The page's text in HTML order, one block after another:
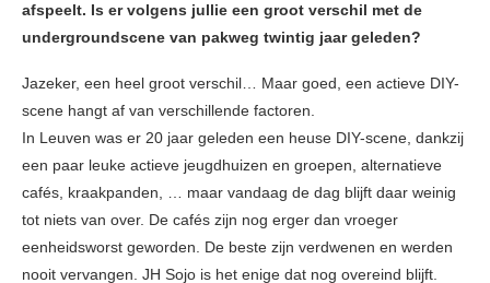
afspeelt. Is er volgens jullie een groot verschil met de
undergroundscene van pakweg twintig jaar geleden?
Jazeker, een heel groot verschil… Maar goed, een actieve DIY-
scene hangt af van verschillende factoren.
In Leuven was er 20 jaar geleden een heuse DIY-scene, dankzij
een paar leuke actieve jeugdhuizen en groepen, alternatieve
cafés, kraakpanden, … maar vandaag de dag blijft daar weinig
tot niets van over. De cafés zijn nog erger dan vroeger
eenheidsworst geworden. De beste zijn verdwenen en werden
nooit vervangen. JH Sojo is het enige dat nog overeind blijft.